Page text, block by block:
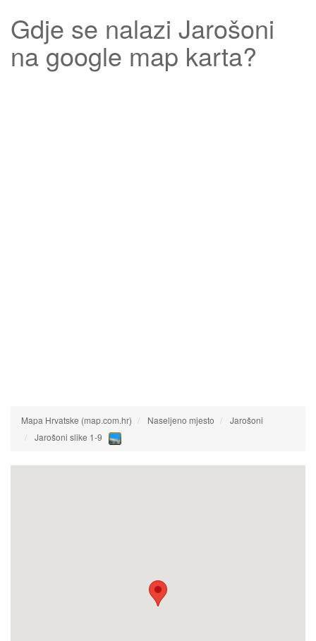
Gdje se nalazi Jarošoni
na google map karta?
Mapa Hrvatske (map.com.hr) Naseljeno mjesto
Jarošoni
Jarošoni slike 1-9